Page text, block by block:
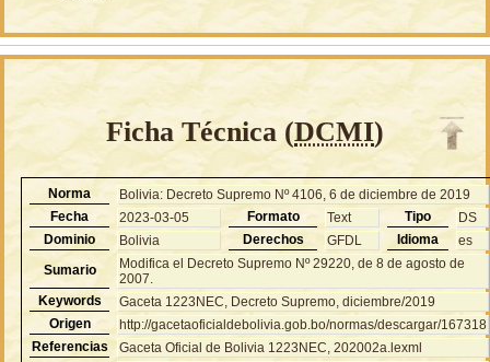
Ficha Técnica (DCMI)
Norma
Bolivia: Decreto Supremo Nº 4106, 6 de diciembre de 2019
Fecha
2023-03-05 Formato Text Tipo
DS
Dominio
Bolivia Derechos GFDL Idioma
es
Sumario
Modifica el Decreto Supremo Nº 29220, de 8 de agosto de
2007.
Keywords
Gaceta 1223NEC, Decreto Supremo, diciembre/2019
Origen
http://gacetaoficialdebolivia.gob.bo/normas/descargar/167318
Referencias
Gaceta Oficial de Bolivia 1223NEC, 202002a.lexml